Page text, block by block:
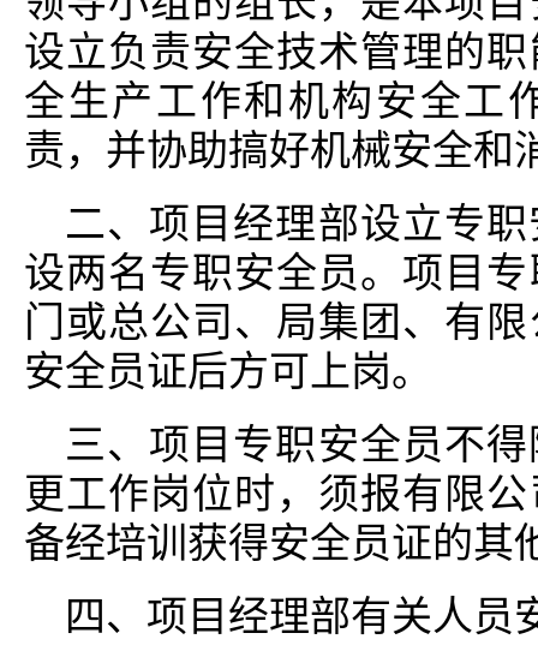
设立负责安全技术管理的
全生产工作和机构安全工
责，并协助搞好机械安全和
二、项目经理部设立专
设两名专职安全员。项目
门或总公司、局集团、有
安全员证后方可上岗。
三、项目专职安全员不
更工作岗位时，须报有限
备经培训获得安全员证的其
四、项目经理部有关人员